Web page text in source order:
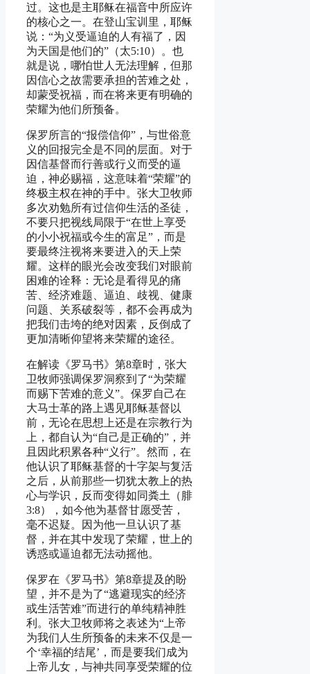
过。这也是主耶稣在福音中所应许
的核心之一。在登山宝训里，耶稣
说：“为义受逼迫的人有福了，因
为天国是他们的”（太5:10）。也
就是说，哪怕世人无法理解，但那
因信心之故需要承担的苦难之处，
却蒙受祝福，而在将来更有明确的
荣耀为他们所预备。
保罗所言的“报偿信仰”，与世俗意
义的回报完全是不同的层面。对于
因信基督而行善或行义而受的逼
迫，神必赐福，这意味着“荣耀”的
终极主权在神的手中。张大卫牧师
多次劝勉所有过信仰生活的圣徒，
不要只把视线局限于“在世上享受
的小小祝福或今生的富足”，而是
要最终注视将来要进入的天上荣
耀。这样的眼光会改变我们对眼前
困难的诠释：无论是看得见的痛
苦、经济难题、逼迫、歧视、健康
问题、关系破裂等，都不会再成为
把我们击垮的绝对因素，反倒成了
更加清晰仰望将来荣耀的途径。
在解读《罗马书》第8章时，张大
卫牧师强调保罗洞察到了“为荣耀
而赐下苦难的意义”。保罗自己在
大马士革的路上遇见耶稣基督以
前，无论在思想上还是在宗教行为
上，都自认为“自己是正确的”，并
且因此积累各种“义行”。然而，在
他认识了耶稣基督的十字架与复活
之后，从前那些一切犹太教上的热
心与学识，反而变得如同粪土（腓
3:8），如今他为基督甘愿受苦，
毫不迟疑。因为他一旦认识了基
督，并在其中发现了荣耀，世上的
诱惑或逼迫都无法动摇他。
保罗在《罗马书》第8章提及的盼
望，并不是为了“逃避现实的经济
或生活苦难”而进行的单纯精神胜
利。张大卫牧师将之表述为“上帝
为我们人生所预备的未来不仅是一
个‘幸福的结尾’，而是要我们成为
上帝儿女，与神共同享受荣耀的位